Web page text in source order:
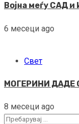
Војна меѓу САД и
6 месеци ago
Свет
МОГЕРИНИ ДАДЕ
8 месеци ago
Пребарувај